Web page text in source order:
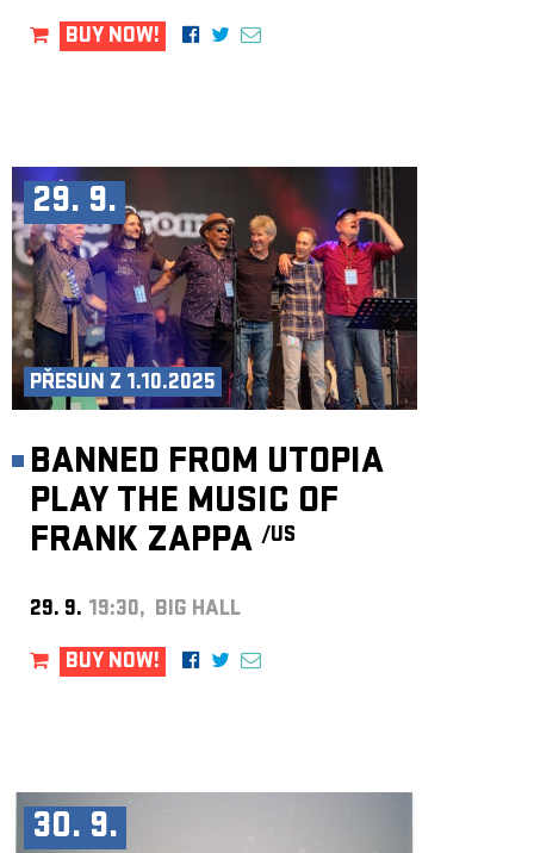
BUY NOW!
29. 9.
PŘESUN Z 1.10.2025
BANNED FROM UTOPIA
PLAY THE MUSIC OF
FRANK ZAPPA /US
29. 9. 19:30, BIG HALL
BUY NOW!
30. 9.